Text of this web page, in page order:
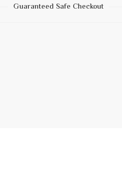
Guaranteed Safe Checkout